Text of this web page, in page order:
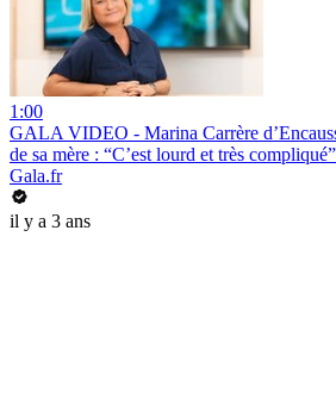
1:00
GALA VIDEO - Marina Carrère
de sa mère : “C’est lourd et très compliqué”
Gala.fr
il y a 3 ans